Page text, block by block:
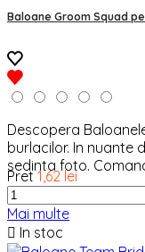
Baloane Groom Squad
Descopera
burlacilor. In nuante
sedinta foto.
Pret 1,62 lei
Mai multe
 In stoc